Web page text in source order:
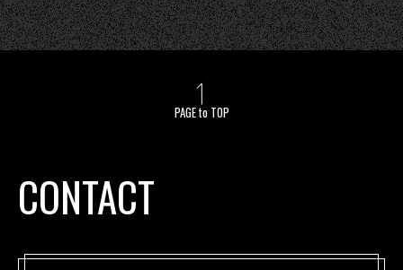
PAGE to TOP
CONTACT